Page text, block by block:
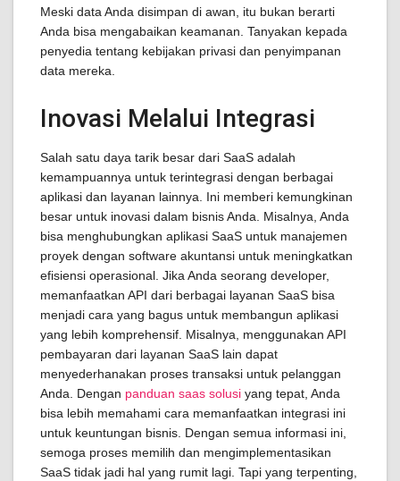
Meski data Anda disimpan di awan, itu bukan berarti
Anda bisa mengabaikan keamanan. Tanyakan kepada
penyedia tentang kebijakan privasi dan penyimpanan
data mereka.
Inovasi Melalui Integrasi
Salah satu daya tarik besar dari SaaS adalah
kemampuannya untuk terintegrasi dengan berbagai
aplikasi dan layanan lainnya. Ini memberi kemungkinan
besar untuk inovasi dalam bisnis Anda. Misalnya, Anda
bisa menghubungkan aplikasi SaaS untuk manajemen
proyek dengan software akuntansi untuk meningkatkan
efisiensi operasional. Jika Anda seorang developer,
memanfaatkan API dari berbagai layanan SaaS bisa
menjadi cara yang bagus untuk membangun aplikasi
yang lebih komprehensif. Misalnya, menggunakan API
pembayaran dari layanan SaaS lain dapat
menyederhanakan proses transaksi untuk pelanggan
Anda. Dengan panduan saas solusi yang tepat, Anda
bisa lebih memahami cara memanfaatkan integrasi ini
untuk keuntungan bisnis. Dengan semua informasi ini,
semoga proses memilih dan mengimplementasikan
SaaS tidak jadi hal yang rumit lagi. Tapi yang terpenting,